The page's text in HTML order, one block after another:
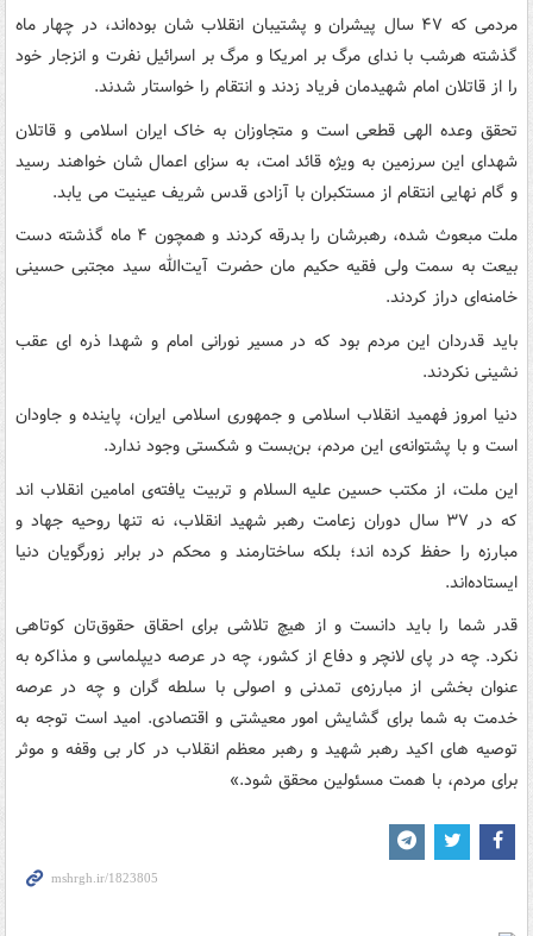
مردمی که ۴۷ سال پیشران و پشتیبان انقلاب شان بوده‌اند، در چهار ماه
گذشته هرشب با ندای مرگ بر امریکا و مرگ بر اسرائیل نفرت و انزجار خود
را از قاتلان امام شهیدمان فریاد زدند و انتقام را خواستار شدند.
تحقق وعده الهی قطعی است و متجاوزان به خاک ایران اسلامی و قاتلان
شهدای این سرزمین به ویژه قائد امت، به سزای اعمال شان خواهند رسید
و گام نهایی انتقام از مستکبران با آزادی قدس شریف عینیت می یابد.
ملت مبعوث شده، رهبرشان را بدرقه کردند و همچون ۴ ماه گذشته دست
بیعت به سمت ولی فقیه حکیم مان حضرت آیت‌الله سید مجتبی حسینی
خامنه‌ای دراز کردند.
باید قدردان این مردم بود که در مسیر نورانی امام و شهدا ذره ای عقب
نشینی نکردند.
دنیا امروز فهمید انقلاب اسلامی و جمهوری اسلامی ایران، پاینده و جاودان
است و با پشتوانه‌ی این مردم، بن‌بست و شکستی وجود ندارد.
این ملت، از مکتب حسین علیه السلام و تربیت یافته‌ی امامین انقلاب اند
که در ۳۷ سال دوران زعامت رهبر شهید انقلاب، نه تنها روحیه جهاد و
مبارزه را حفظ کرده اند؛ بلکه ساختارمند و محکم در برابر زورگویان دنیا
ایستاده‌اند.
قدر شما را باید دانست و از هیچ تلاشی برای احقاق حقوق‌تان کوتاهی
نکرد. چه در پای لانچر و دفاع از کشور، چه در عرصه دیپلماسی و مذاکره به
عنوان بخشی از مبارزه‌ی تمدنی و اصولی با سلطه گران و چه در عرصه
خدمت به شما برای گشایش امور معیشتی و اقتصادی. امید است توجه به
توصیه های اکید رهبر شهید و رهبر معظم انقلاب در کار بی وقفه و موثر
برای مردم، با همت مسئولین محقق شود.»